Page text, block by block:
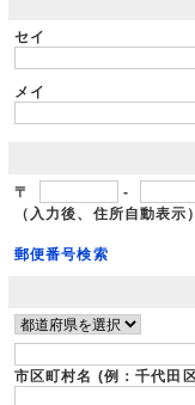
セイ
メイ
〒
-
（入力後、住所自動表示）
郵便番号検索
市区町村名 (例：千代田